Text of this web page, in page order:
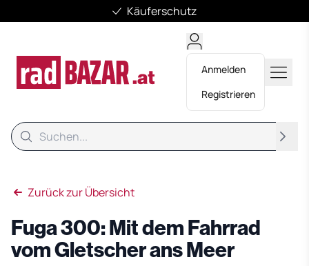
Käuferschutz
Anmelden
Registrieren
Suche
Zurück zur Übersicht
Fuga 300: Mit dem Fahrrad
vom Gletscher ans Meer